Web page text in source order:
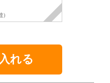
)
れる